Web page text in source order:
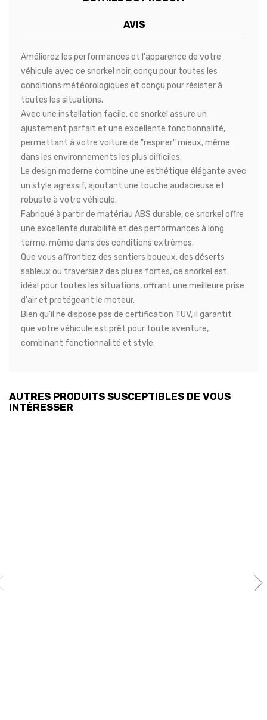
AVIS
Améliorez les performances et l'apparence de votre
véhicule avec ce snorkel noir, conçu pour toutes les
conditions météorologiques et conçu pour résister à
toutes les situations.
Avec une installation facile, ce snorkel assure un
ajustement parfait et une excellente fonctionnalité,
permettant à votre voiture de "respirer" mieux, même
dans les environnements les plus difficiles.
Le design moderne combine une esthétique élégante avec
un style agressif, ajoutant une touche audacieuse et
robuste à votre véhicule.
Fabriqué à partir de matériau ABS durable, ce snorkel offre
une excellente durabilité et des performances à long
terme, même dans des conditions extrêmes.
Que vous affrontiez des sentiers boueux, des déserts
sableux ou traversiez des pluies fortes, ce snorkel est
idéal pour toutes les situations, offrant une meilleure prise
d'air et protégeant le moteur.
Bien qu'il ne dispose pas de certification TUV, il garantit
que votre véhicule est prêt pour toute aventure,
combinant fonctionnalité et style.
AUTRES PRODUITS SUSCEPTIBLES DE VOUS
INTÉRESSER